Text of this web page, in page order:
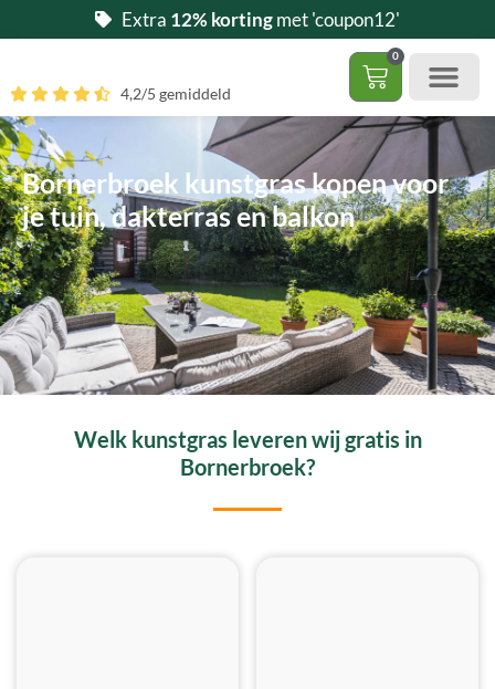
naar
inhoud
Extra 12% kortingmet 'coupon12'
0
4,2/5 gemiddeld
Bornerbroek kunstgras kopen voor
je tuin, dakterras en balkon
Welk kunstgras leveren wij gratis in
Bornerbroek?